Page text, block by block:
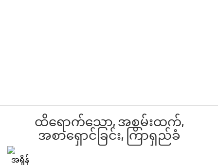
ထိရောက်သော, အစွမ်းထက်,
အစာရှောင်ခြင်း, ကြာရှည်ခံ
အရှိန်